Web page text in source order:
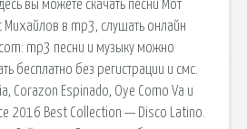
вы можете скачать песни Мот
Михайлов в mp3, слушать онлайн
mp3 песни и музыку можно
бесплатно без регистрации и смс.
Corazon Espinado, Oye Como Va и
2016 Best Collection — Disco Latino.